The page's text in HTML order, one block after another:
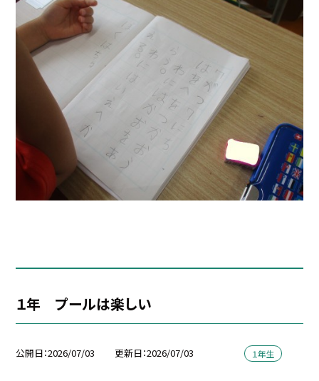
１年 プールは楽しい
公開日 2026/07/03 更新日 2026/07/03 １年生